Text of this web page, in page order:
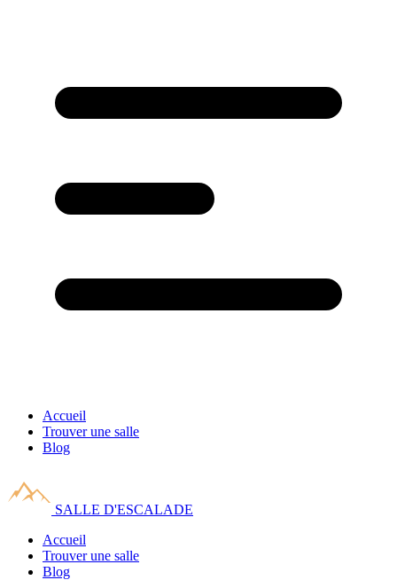
Accueil
Trouver une salle
Blog
SALLE D'ESCALADE
Accueil
Trouver une salle
Blog